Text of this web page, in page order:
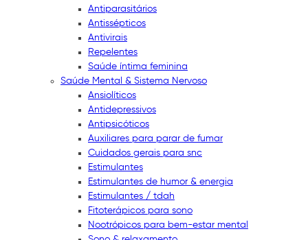
Antiparasitários
Antissépticos
Antivirais
Repelentes
Saúde íntima feminina
Saúde Mental & Sistema Nervoso
Ansiolíticos
Antidepressivos
Antipsicóticos
Auxiliares para parar de fumar
Cuidados gerais para snc
Estimulantes
Estimulantes de humor & energia
Estimulantes / tdah
Fitoterápicos para sono
Nootrópicos para bem-estar mental